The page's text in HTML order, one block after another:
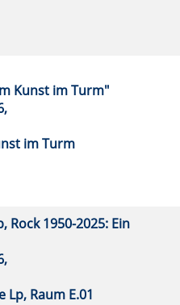
Kunst im Turm"
im Turm
Rock 1950-2025: Ein
Lp, Raum E.01